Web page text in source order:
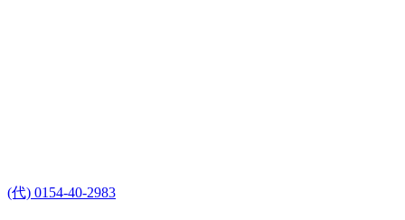
(代) 0154-40-2983